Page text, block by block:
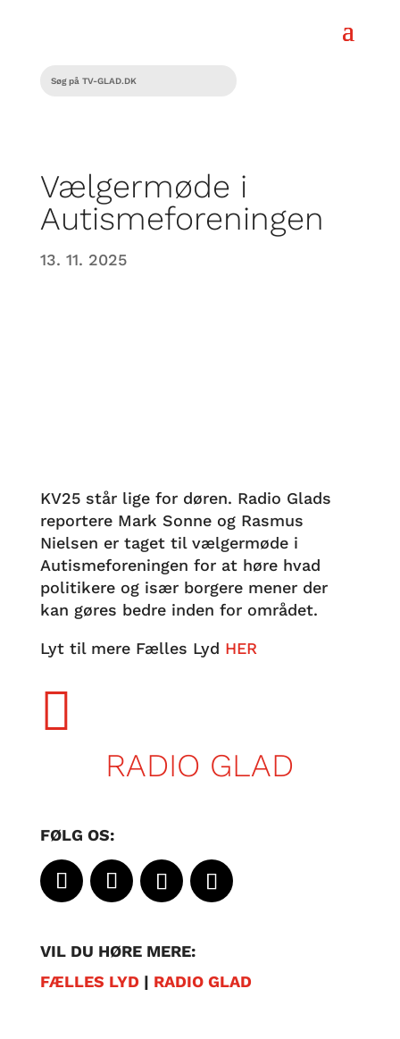
Vælgermøde i
Autismeforeningen
13. 11. 2025
KV25 står lige for døren. Radio Glads
reportere Mark Sonne og Rasmus
Nielsen er taget til vælgermøde i
Autismeforeningen for at høre hvad
politikere og især borgere mener der
kan gøres bedre inden for området.
Lyt til mere Fælles Lyd HER

RADIO GLAD
FØLG OS:
VIL DU HØRE MERE:
FÆLLES LYD | RADIO GLAD